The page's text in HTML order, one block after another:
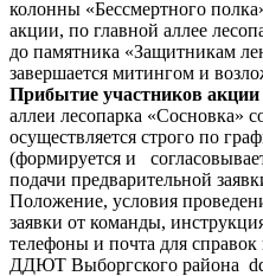
колонны «Бессмертного
акции, по главной аллее
до памятника «Защитникам
завершается митингом и
Прибытие участников акции
аллеи лесопарка «Сосновка»
осуществляется строго по
(формируется и
подачи предварительной
Положение, условия
заявки от команды,
телефоны и почта для
ДДЮТ Выборгского района